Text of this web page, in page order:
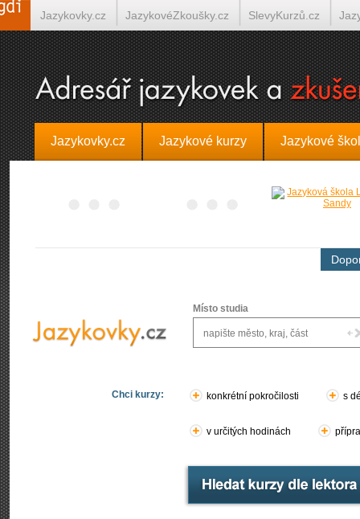
Jazykovky.cz Jazykové kurzy Jazykové
Místo studia
Chci kurzy: konkrétní pokročilosti s
v určitých hodinách
Jazykovky.cz JazykovéZkoušky.cz SlevyKurzů.cz
Španělština on-line Italština on-line Tlumočení-